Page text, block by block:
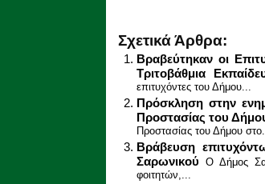
Σχετικά Άρθρα:
Βραβεύτηκαν οι
Τριτοβάθμια
επιτυχόντες του Δήμου...
Πρόσκληση στην
Προστασίας του
Προστασίας του Δήμου
Βράβευση
Σαρωνικού
Ο Δήμος
φοιτητών,...